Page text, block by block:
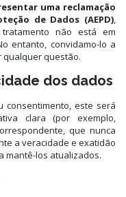
uma reclamação
de Dados (AEPD),
não está em
entanto, convidamo-lo a
questão.
dos dados
este será
clara (por exemplo,
que nunca
a veracidade e exatidão
mantê-los atualizados.